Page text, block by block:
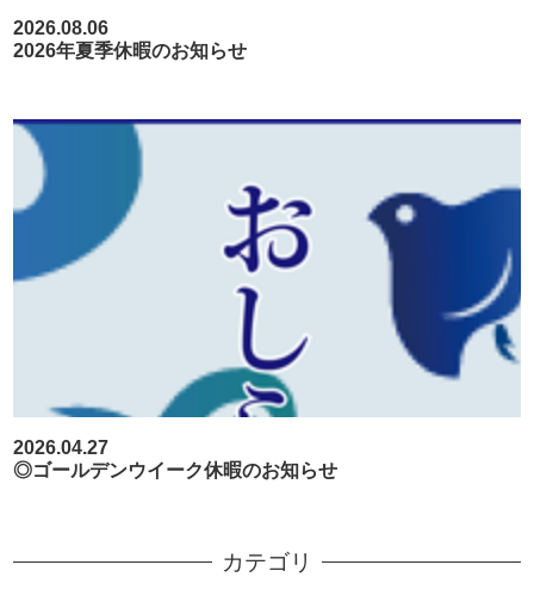
2026.08.06
2026年夏季休暇のお知らせ
2026.04.27
◎ゴールデンウイーク休暇のお知らせ
カテゴリ